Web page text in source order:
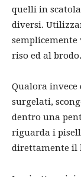
quelli in
diversi.
riso ed al brodo.
Qualora invece
surgelati,
dentro una
riguarda i
direttamente il